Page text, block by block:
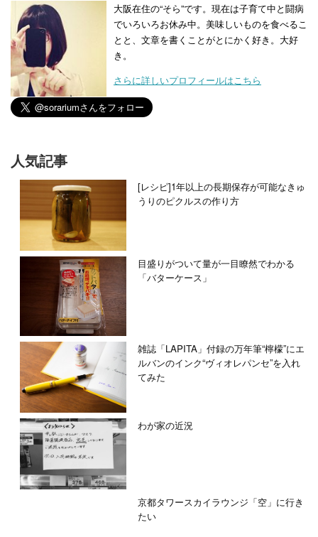
大阪在住の“そら”です。現在は子育て中と闘病
でいろいろお休み中。美味しいものを食べるこ
とと、文章を書くことがとにかく好き。大好
き。
さらに詳しいプロフィールはこちら
人気記事
[レシピ]1年以上の長期保存が可能なきゅ
うりのピクルスの作り方
目盛りがついて量が一目瞭然でわかる
「バターケース」
雑誌「LAPITA」付録の万年筆“檸檬”にエ
ルバンのインク“ヴィオレパンセ”を入れ
てみた
わが家の近況
京都タワースカイラウンジ「空」に行き
たい